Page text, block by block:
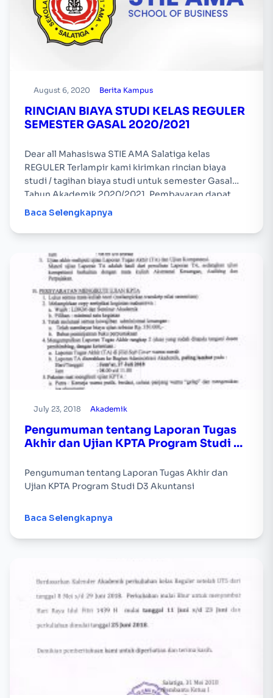
August 6, 2020 Berita Kampus
RINCIAN BIAYA STUDI KELAS REGULER
SEMESTER GASAL 2020/2021
Dear all Mahasiswa STIE AMA Salatiga kelas
REGULER Terlampir kami kirimkan rincian biaya
studi / tagihan biaya studi untuk semester Gasal
Tahun Akademik 2020/2021. Pembayaran dapat
dilakukan melalui berbagai macam…
Baca Selengkapnya
July 23, 2018 Akademik
Pengumuman tentang Laporan Tugas
Akhir dan Ujian KPTA Program Studi D3
Pengumuman tentang Laporan Tugas Akhir dan
Ujian KPTA Program Studi D3 Akuntansi
Baca Selengkapnya